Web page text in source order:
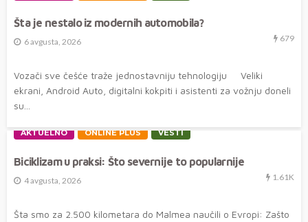
Šta je nestalo iz modernih automobila?
6 avgusta, 2026 679
Vozači sve češće traže jednostavniju tehnologiju Veliki
ekrani, Android Auto, digitalni kokpiti i asistenti za vožnju doneli
su...
AKTUELNO ONLINE PLUS VESTI
Biciklizam u praksi: Što severnije to popularnije
4 avgusta, 2026 1.61K
Šta smo za 2.500 kilometara do Malmea naučili o Evropi: Zašto